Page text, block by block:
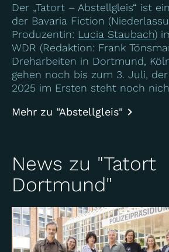
Der „Tatort – Abstellgleis“ ist
der Bavaria Fiction
Produzentin: Lucia Staubach)
WDR (Redaktion: Frank
Dreharbeiten in Dortmund,
gehen noch bis zum 3. Juli,
2025 im Ersten steht noch
Mehr zu "Abstellgleis"
News zu "Tatort
Dortmund"